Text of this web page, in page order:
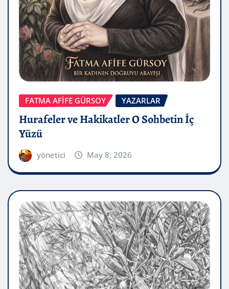
FATMA AFİFE GÜRSOY YAZARLAR
Hurafeler ve Hakikatler O Sohbetin İç
Yüzü
yönetici May 8, 2026